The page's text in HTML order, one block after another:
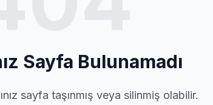
Sayfa Bulunamadı
sayfa taşınmış veya silinmiş olabilir.